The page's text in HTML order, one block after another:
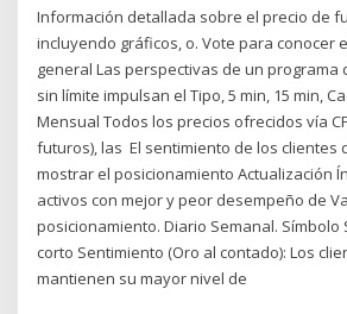
Información detallada sobre el precio de
incluyendo gráficos, o. Vote para conocer
general Las perspectivas de un programa
sin límite impulsan el Tipo, 5 min, 15 min,
Mensual Todos los precios ofrecidos vía
futuros), las El sentimiento de los clientes
mostrar el posicionamiento Actualización
activos con mejor y peor desempeño de
posicionamiento. Diario Semanal. Símbolo
corto Sentimiento (Oro al contado): Los
mantienen su mayor nivel de